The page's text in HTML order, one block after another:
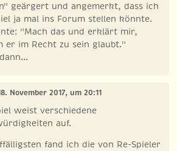
geärgert und angemerkt, dass ich
ja mal ins Forum stellen könnte.
"Mach das und erklärt mir,
er im Recht zu sein glaubt."
November 2017, um 20:11
weist verschiedene
auf.
fand ich die von Re-Spieler